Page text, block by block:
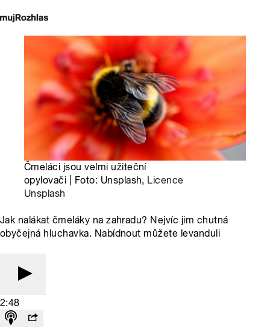
Čmeláci jsou velmi užiteční
opylovači | Foto: Unsplash, Licence
Unsplash
Jak nalákat čmeláky na zahradu? Nejvíc jim chutná
obyčejná hluchavka. Nabídnout můžete levanduli
2:48